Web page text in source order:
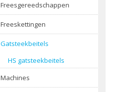
Freesgereedschappen
Freeskettingen
Gatsteekbeitels
HS gatsteekbeitels
Machines